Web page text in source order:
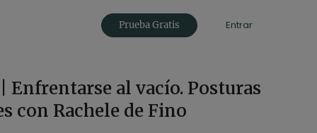
Prueba Gratis Entrar
Enfrentarse al vacío. Posturas
con Rachele de Fino